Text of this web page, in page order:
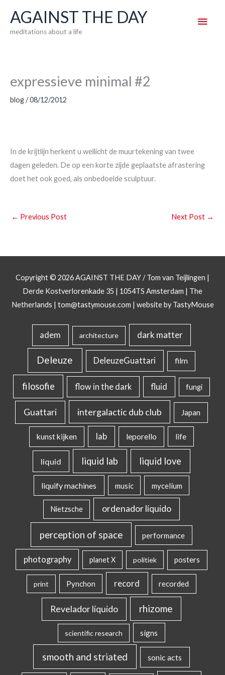
content
AGAINST THE DAY
meditations about a life
Main
expressieve minimal #2
blog/08/12/2012
In de krijtlijn herkent u wellicht de muurtekening van twee
dagen geleden. De op een korte zijde geplaatste afrastering
doet het ook goed, als onbedoelde sculptuur.
← Previous Post Next Post →
Copyright © 2026AGAINST THE DAY/ Tom van Teijlingen |
Derde Kostverlorenkade 35 | 1054TS Amsterdam | The
Netherlands | tom@tastymouse.com | website by TastyMouse
adem architecture dark matter
Deleuze DeleuzeGuattari film
filosofie flow in the dark fluid fungi
Guattari intergalactic dub club Japan
kunst kijken lab leporello life
liquid liquid lab liquid love
liquify machines music mycelium
Nietzsche ordenador líquido
perception of space performance
photography planet X politiek posters
print Pynchon record recorded
Revelador líquido rhizome
scientific research signs
smooth and striated sonic acts